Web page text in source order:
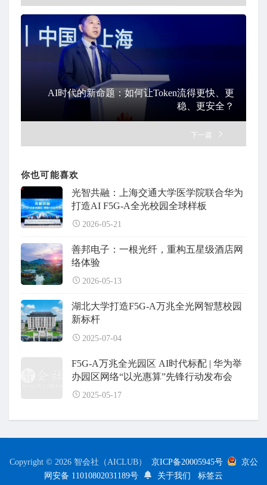
AI时代的新命题：如何让Token流得更快、更
稳、更安全？
下一篇
你也可能喜欢
光智共融：上海交通大学医学院联合华为
打造AI F5G-A全光校园全球样板
2026-05-21
善邦电子：一根光纤，重构五星级酒店网
络体验
2026-05-13
湖北大学打造F5G-A万兆全光网智慧校园
新标杆
2025-07-04
F5G-A万兆全光园区 AI时代标配 | 华为举
办园区网络“以光惠算”先锋行动发布会
2025-05-17
Copyright © 2026 智会社（AICLUB） 京ICP备20005945号
京公
网安备 11010802031189号
关于我们 标签云